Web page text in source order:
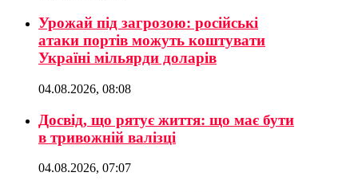
Урожай під загрозою: російські
атаки портів можуть коштувати
Україні мільярди доларів
04.08.2026, 08:08
Досвід, що рятує життя: що має бути
в тривожній валізці
04.08.2026, 07:07